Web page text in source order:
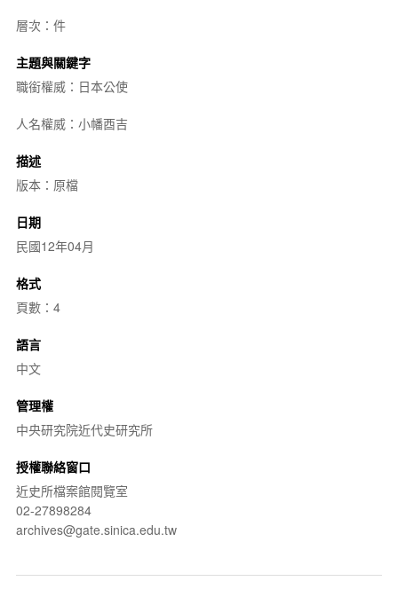
層次：件
主題與關鍵字
職銜權威：日本公使
人名權威：小幡酉吉
描述
版本：原檔
日期
民國12年04月
格式
頁數：4
語言
中文
管理權
中央研究院近代史研究所
授權聯絡窗口
近史所檔案館閱覽室
02-27898284
archives@gate.sinica.edu.tw